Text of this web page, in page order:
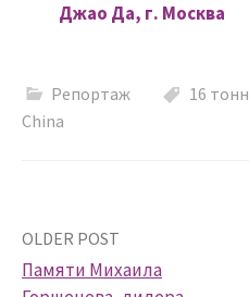
Джао Да, г. Москва
Репортаж 16 тонн
China
Post
OLDER POST
Памяти Михаила